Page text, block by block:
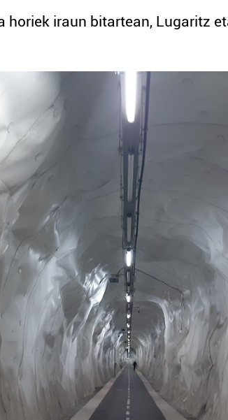
horiek iraun bitartean, Lugaritz